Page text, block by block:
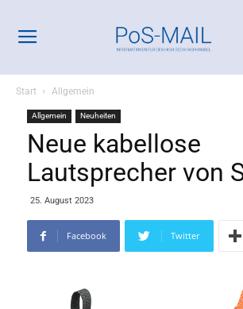
Start Allgemein
Allgemein Neuheiten
Neue kabellose
Lautsprecher von
25. August 2023
Facebook Twitter